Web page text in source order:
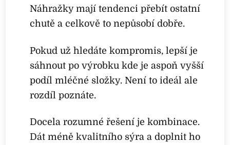
Náhražky mají tendenci přebít ostatní
chutě a celkově to nepůsobí dobře.
Pokud už hledáte kompromis, lepší je
sáhnout po výrobku kde je aspoň vyšší
podíl mléčné složky. Není to ideál ale
rozdíl poznáte.
Docela rozumné řešení je kombinace.
Dát méně kvalitního sýra a doplnit ho